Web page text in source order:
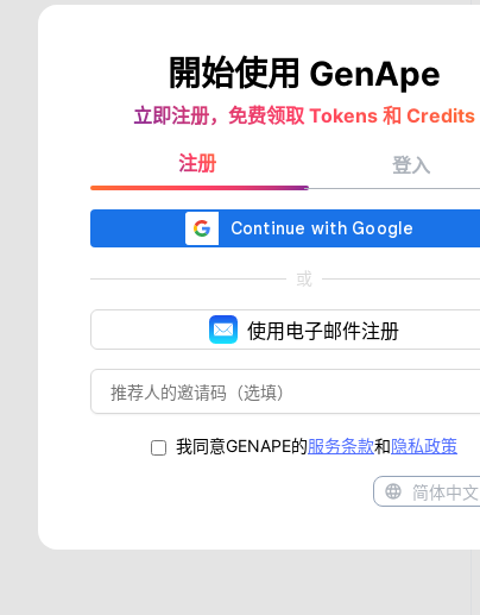
開始使用 GenApe
立即注册，免费领取 Tokens 和 Credits
注册
登入
或
使用电子邮件注册
我同意GENAPE的服务条款和隐私政策
简体中文